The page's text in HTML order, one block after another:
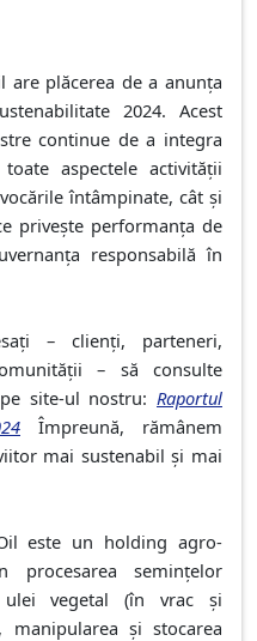
are plăcerea de a anunța
2024. Acest
continue de a integra
aspectele activității
întâmpinate, cât și
privește performanța de
responsabilă în
– clienți, parteneri,
– să consulte
site-ul nostru: Raportul
Împreună, rămânem
mai sustenabil și mai
este un holding agro-
semințelor
ulei vegetal (în vrac și
manipularea și stocarea